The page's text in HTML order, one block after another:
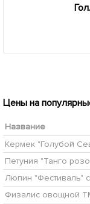
Цены на
Название
Кермек "Голубой
Люпин "Фестиваль"
Физалис овощной